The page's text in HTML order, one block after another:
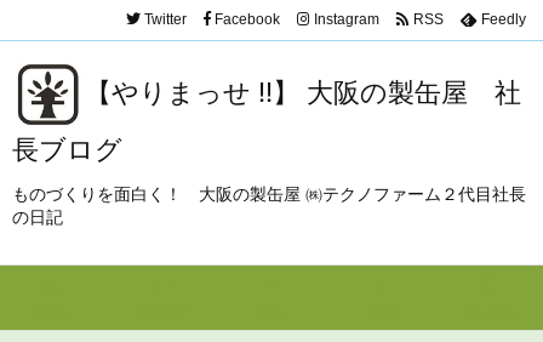
【やりまっせ !!】 大阪の製缶屋 社
長ブログ
ものづくりを面白く！ 大阪の製缶屋 ㈱テクノファーム２代目社長
の日記
Twitter Facebook Instagram RSS Feedly